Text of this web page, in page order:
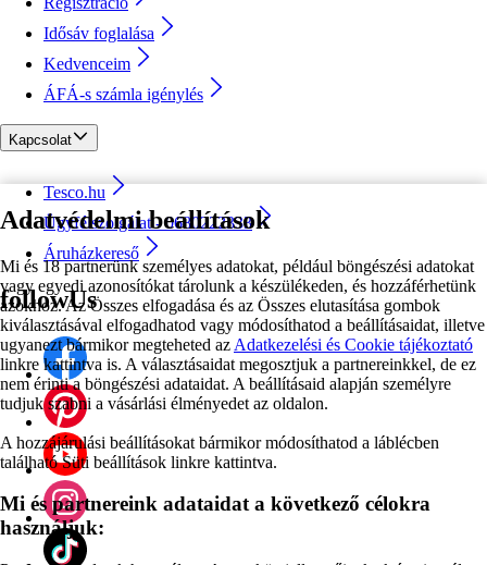
Adatvédelmi beállítások
Mi és 18 partnerünk személyes adatokat, például böngészési adatokat
vagy egyedi azonosítókat tárolunk a készülékeden, és hozzáférhetünk
azokhoz. Az Összes elfogadása és az Összes elutasítása gombok
kiválasztásával elfogadhatod vagy módosíthatod a beállításaidat, illetve
ugyanezt bármikor megteheted az Adatkezelési és Cookie tájékoztató
linkre kattintva is. A választásaidat megosztjuk a partnereinkkel, de ez
nem érinti a böngészési adataidat. A beállításaid alapján személyre
tudjuk szabni a vásárlási élményedet az oldalon.
A hozzájárulási beállításokat bármikor módosíthatod a láblécben
található Süti beállítások linkre kattintva.
Mi és partnereink adataidat a következő célokra
használjuk:
Idősáv foglalása
Kedvenceim
ÁFÁ-s számla igénylés
Kapcsolat
Tesco.hu
Ügyfélszolgálat - 0680222333
Áruházkereső
followUs